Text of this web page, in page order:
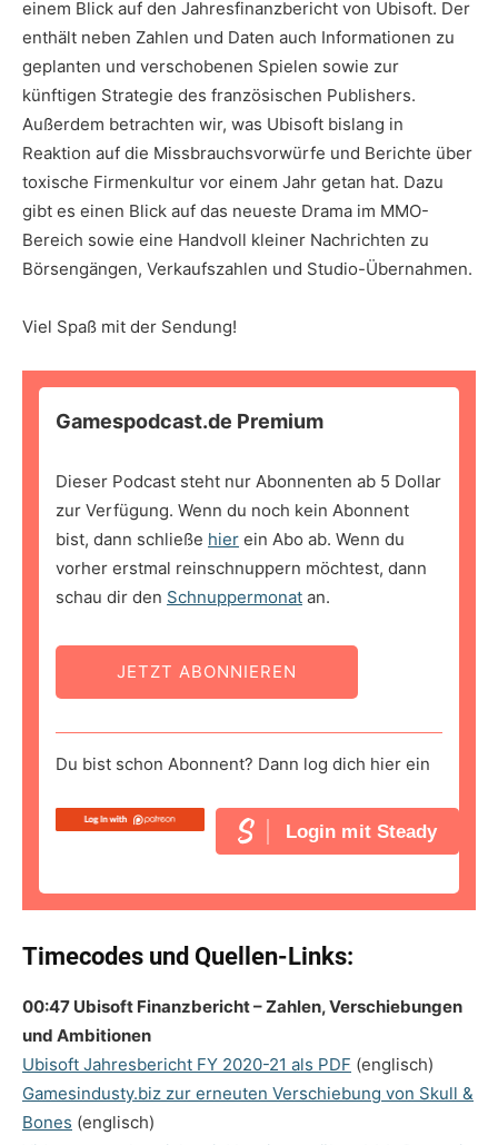
einem Blick auf den Jahresfinanzbericht von Ubisoft. Der
enthält neben Zahlen und Daten auch Informationen zu
geplanten und verschobenen Spielen sowie zur
künftigen Strategie des französischen Publishers.
Außerdem betrachten wir, was Ubisoft bislang in
Reaktion auf die Missbrauchsvorwürfe und Berichte über
toxische Firmenkultur vor einem Jahr getan hat. Dazu
gibt es einen Blick auf das neueste Drama im MMO-
Bereich sowie eine Handvoll kleiner Nachrichten zu
Börsengängen, Verkaufszahlen und Studio-Übernahmen.
Viel Spaß mit der Sendung!
Gamespodcast.de Premium
Dieser Podcast steht nur Abonnenten ab 5 Dollar
zur Verfügung. Wenn du noch kein Abonnent
bist, dann schließe hier ein Abo ab. Wenn du
vorher erstmal reinschnuppern möchtest, dann
schau dir den Schnuppermonat an.
JETZT ABONNIEREN
Du bist schon Abonnent? Dann log dich hier ein
Login mit Steady
Timecodes und Quellen-Links:
00:47 Ubisoft Finanzbericht – Zahlen, Verschiebungen
und Ambitionen
Ubisoft Jahresbericht FY 2020-21 als PDF (englisch)
Gamesindusty.biz zur erneuten Verschiebung von Skull &
Bones (englisch)